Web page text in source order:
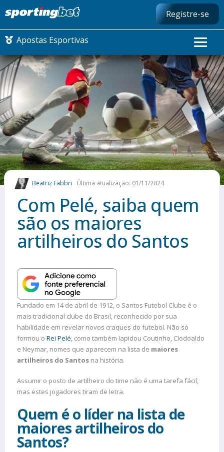
Registre-se
Apostas Esportivas
CONMEBOL LIBERTADORES
FUTEBOL NACIONAL
FUTEBOL INTERNACIONAL
COMO APOSTAR
MAIS ESPORTES
Beatriz Fabbri Última atualização: 01/11/2024
Com Pelé, saiba quem
são os maiores
artilheiros do Santos
Fundado em 14 de abril de 1912, o Santos Futebol Clube é o
mais tradicional clube do Brasil, reconhecido por sua
habilidade em revelar novos craques do futebol. Não só
formou o Rei Pelé, como também lapidou Coutinho, Clodoaldo
e Neymar, nomes que aparecem na lista de maiores
artilheiros do Santos na história.
Assumir o posto de artilheiro do time não é uma tarefa fácil,
mas estes jogadores tiram de letra.
Quem é o líder na lista de
maiores artilheiros do
Santos?